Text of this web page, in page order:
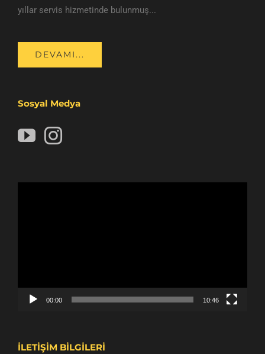
yıllar servis hizmetinde bulunmuş...
DEVAMI...
Sosyal Medya
00:00 10:46
İLETİŞİM BİLGİLERİ